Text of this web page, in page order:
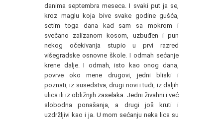
danima septembra meseca. I svaki put ja se,
kroz maglu koja bive svake godine gušća,
setim toga dana kad sam sa mokrom i
svečano zalizanom kosom, uzbuđen i pun
nekog očekivanja stupio u prvi razred
višegradske osnovne škole. I odmah sećanje
krene dalje. I odmah, isto kao onog dana,
povrve oko mene drugovi, jedni bliski i
poznati, iz susedstva, drugi novi i tuđi, iz daljih
ulica ili iz obližnjih zaselaka. Jedni živahni i već
slobodna ponašanja, a drugi još kruti i
uzdržljivi kao i ja. U mom sećanju neka lica su